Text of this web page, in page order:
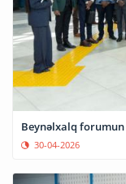
Beynəlxalq
30-04-2026